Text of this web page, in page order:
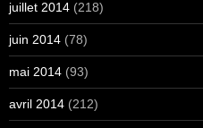
juillet 2014 (218)
juin 2014 (78)
mai 2014 (93)
avril 2014 (212)